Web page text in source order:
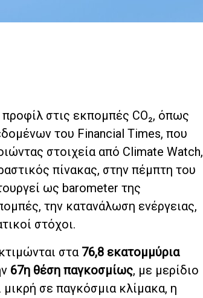
στις εκπομπές CO₂, όπως
του Financial Times, που
στοιχεία από Climate Watch,
πίνακας, στην πέμπτη του
ως barometer της
την κατανάλωση ενέργειας,
στόχοι.
στα 76,8 εκατομμύρια
67η θέση παγκοσμίως, με μερίδιο
μικρή σε παγκόσμια κλίμακα, η